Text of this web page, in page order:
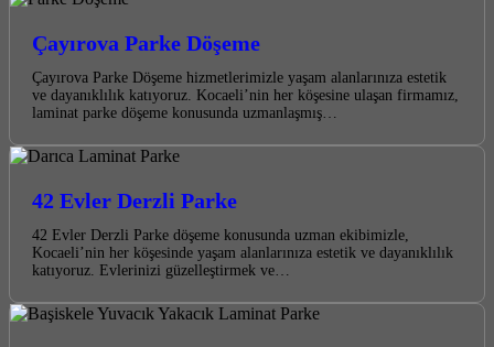
Çayırova Parke Döşeme
Çayırova Parke Döşeme hizmetlerimizle yaşam alanlarınıza estetik
ve dayanıklılık katıyoruz. Kocaeli’nin her köşesine ulaşan firmamız,
laminat parke döşeme konusunda uzmanlaşmış…
42 Evler Derzli Parke
42 Evler Derzli Parke döşeme konusunda uzman ekibimizle,
Kocaeli’nin her köşesinde yaşam alanlarınıza estetik ve dayanıklılık
katıyoruz. Evlerinizi güzelleştirmek ve…